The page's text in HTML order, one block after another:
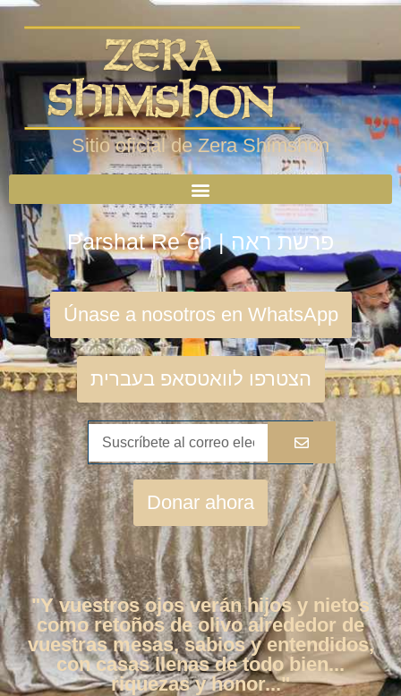
Sitio oficial de Zera Shimshon
Parshat Re´eh | פרשת ראה
Únase a nosotros en WhatsApp
הצטרפו לוואטסאפ בעברית
Donar ahora
"Y vuestros ojos verán hijos y nietos
como retoños de olivo alrededor de
vuestras mesas, sabios y entendidos,
con casas llenas de todo bien...
riquezas y honor..."